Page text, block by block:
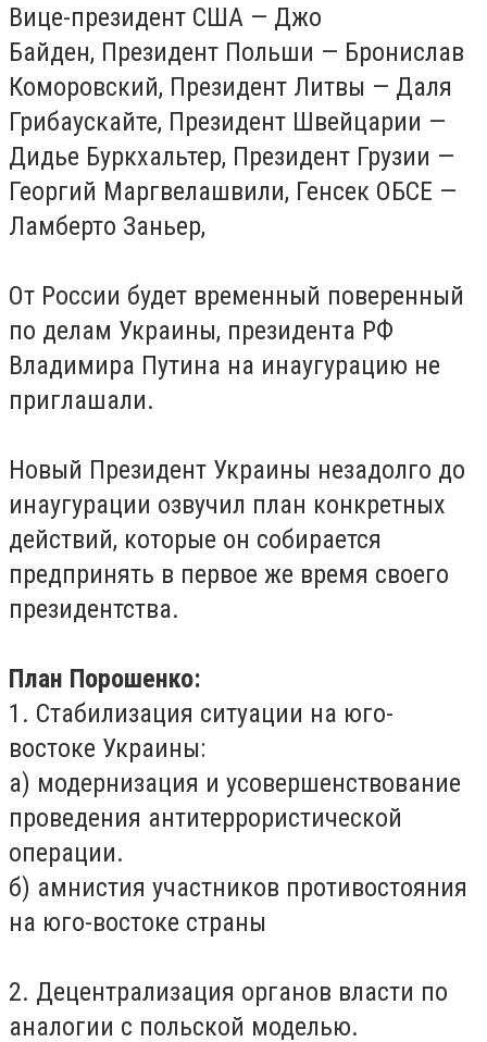
Вице-президент США — Джо
Байден, Президент Польши — Бронислав
Коморовский, Президент Литвы — Даля
Грибаускайте, Президент Швейцарии —
Дидье Буркхальтер, Президент Грузии —
Георгий Маргвелашвили, Генсек ОБСЕ —
Ламберто Заньер,
От России будет временный поверенный
по делам Украины, президента РФ
Владимира Путина на инаугурацию не
приглашали.
Новый Президент Украины незадолго до
инаугурации озвучил план конкретных
действий, которые он собирается
предпринять в первое же время своего
президентства.
План Порошенко:
1. Стабилизация ситуации на юго-
востоке Украины:
а) модернизация и усовершенствование
проведения антитеррористической
операции.
б) амнистия участников противостояния
на юго-востоке страны
2. Децентрализация органов власти по
аналогии с польской моделью.